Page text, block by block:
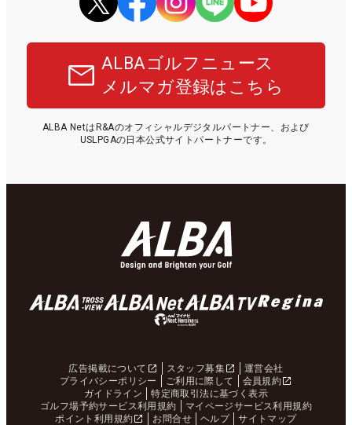
ALBAゴルフニュース
メルマガ登録はこちら
ALBA NetはR&Aのオフィシャルデジタルパートナー、および
USLPGAの日本公式サイトパートナーです。
広告掲載について スタッフ募集
運営会社
プライバシーポリシー
ご利用に際して
会員規約
ガイドライン
特定商取引法に基づく表示
ゴルフ場予約サービス利用規約
マイページサービス利用規約
ポイント利用規約
お問合せ ヘルプ サイトマップ